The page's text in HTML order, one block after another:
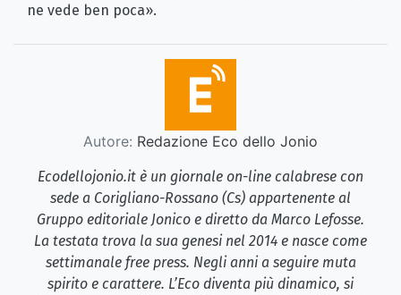
ne vede ben poca».
Autore: Redazione Eco dello Jonio
Ecodellojonio.it è un giornale on-line calabrese con
sede a Corigliano-Rossano (Cs) appartenente al
Gruppo editoriale Jonico e diretto da Marco Lefosse.
La testata trova la sua genesi nel 2014 e nasce come
settimanale free press. Negli anni a seguire muta
spirito e carattere. L’Eco diventa più dinamico, si